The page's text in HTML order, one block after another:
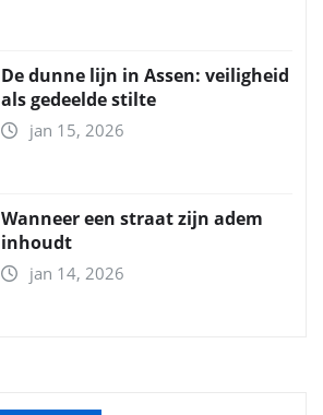
De dunne lijn in Assen: veiligheid
als gedeelde stilte
jan 15, 2026
Wanneer een straat zijn adem
inhoudt
jan 14, 2026